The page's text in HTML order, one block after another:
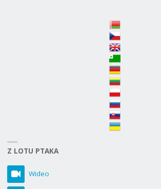
Z LOTU PTAKA
Wideo